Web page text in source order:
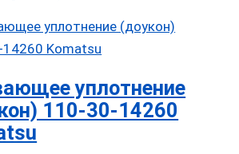
уплотнение
110-30-14260